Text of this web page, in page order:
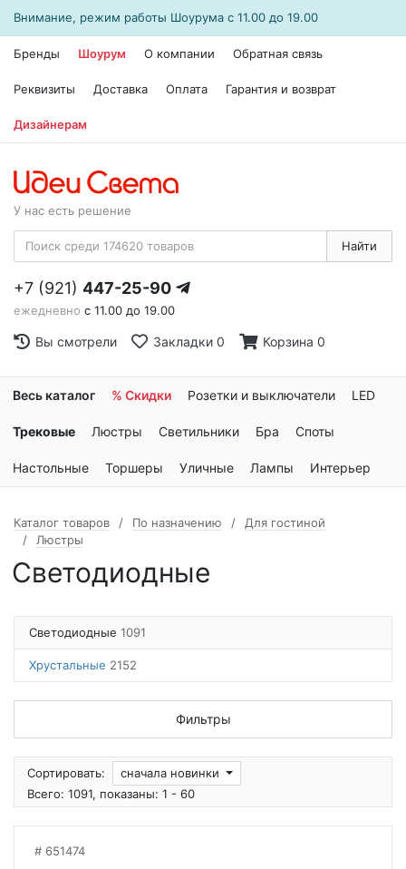
Внимание, режим работы Шоурума с 11.00 до 19.00
Бренды Шоурум О компании Обратная связь
Реквизиты Доставка Оплата Гарантия и возврат
Дизайнерам
У нас есть решение
Найти
+7 (921) 447-25-90
ежедневно с 11.00 до 19.00
Вы смотрели Закладки 0 Корзина 0
Весь каталог % Скидки Розетки и выключатели LED
Трековые Люстры Светильники Бра Споты
Настольные Торшеры Уличные Лампы Интерьер
Каталог товаров По назначению
Для гостиной
Люстры
Светодиодные
Светодиодные 1091
Хрустальные 2152
Фильтры
Сортировать:
сначала новинки
Всего: 1091, показаны: 1 - 60
651474